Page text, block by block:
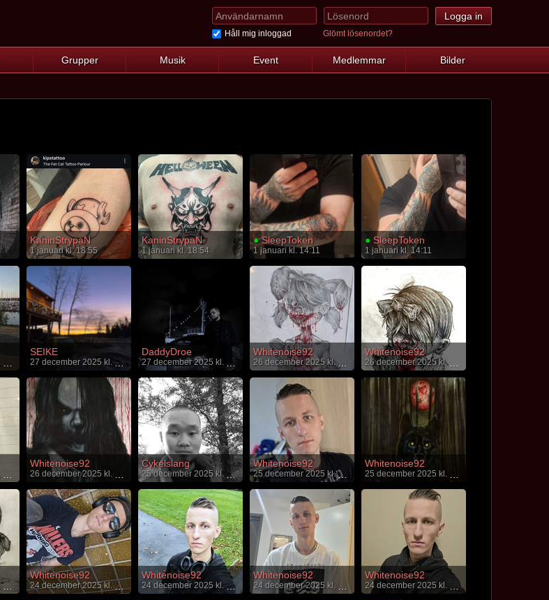
Håll mig inloggad Glömt lösenordet?
Grupper Musik Event Medlemmar Bilder
KaninStrypaN
1 januari kl. 18:55
KaninStrypaN
1 januari kl. 18:54
●SleepToken
1 januari kl. 14:11
●SleepToken
1 januari kl. 14:11
SEIKE
27 december 2025 kl. 20:22
DaddyDroe
27 december 2025 kl. 17:53
Whitenoise92
26 december 2025 kl. 16:17
Whitenoise92
Whitenoise92
Cykelslang
25 december 2025 kl. 22:47
Whitenoise92
25 december 2025 kl. 00:51
Whitenoise92
24 december 2025 kl. 21:15
Whitenoise92
24 december 2025 kl. 21:04
Whitenoise92
24 december 2025 kl. 21:00
Whitenoise92
Whitenoise92